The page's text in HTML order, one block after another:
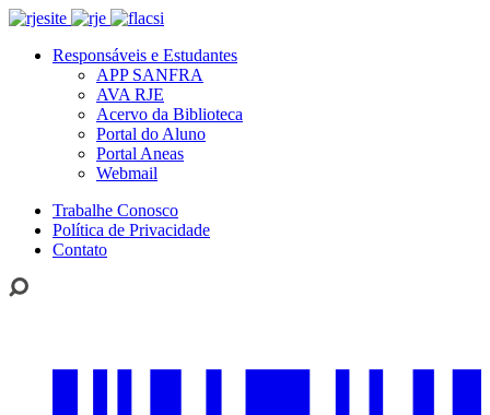
Responsáveis e Estudantes
APP SANFRA
AVA RJE
Acervo da Biblioteca
Portal do Aluno
Portal Aneas
Webmail
Trabalhe Conosco
Política de Privacidade
Contato